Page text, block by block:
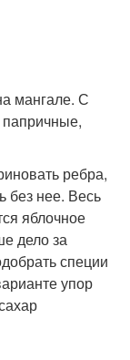
мангале. С
ребра,
без нее. Весь
яблочное
дело за
специи
упор